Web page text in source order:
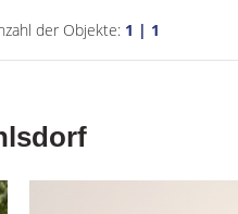
der Objekte: 1 | 1